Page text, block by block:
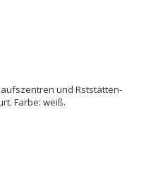
und Rststätten-
Farbe: weiß.